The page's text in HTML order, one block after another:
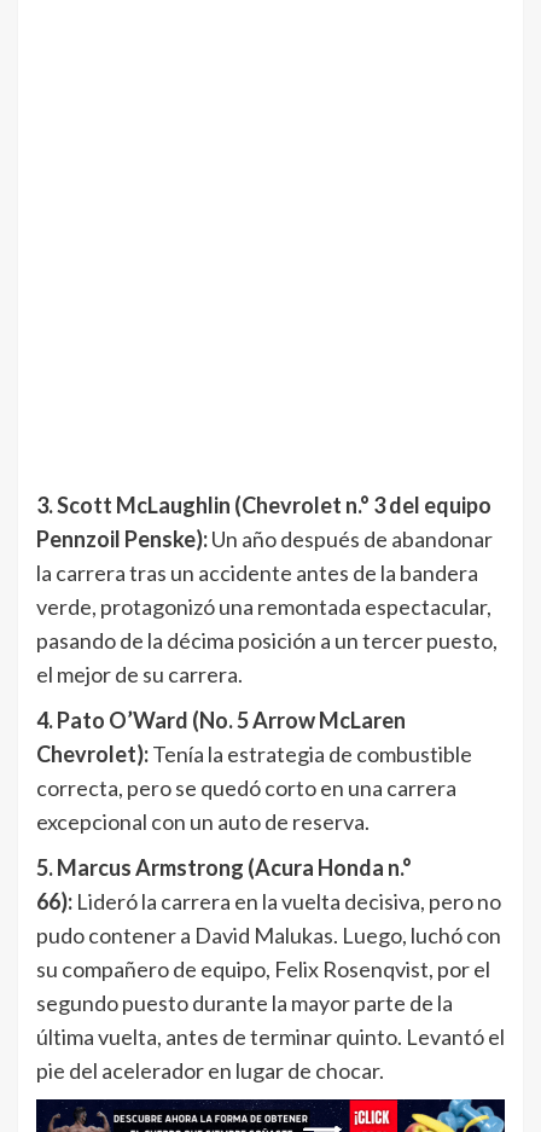
3. Scott McLaughlin (Chevrolet n.° 3 del equipo
Pennzoil Penske):Un año después de abandonar
la carrera tras un accidente antes de la bandera
verde, protagonizó una remontada espectacular,
pasando de la décima posición a un tercer puesto,
el mejor de su carrera.
4. Pato O’Ward (No. 5 Arrow McLaren
Chevrolet):Tenía la estrategia de combustible
correcta, pero se quedó corto en una carrera
excepcional con un auto de reserva.
5. Marcus Armstrong (Acura Honda n.°
66): Lideró la carrera en la vuelta decisiva, pero no
pudo contener a David Malukas. Luego, luchó con
su compañero de equipo, Felix Rosenqvist, por el
segundo puesto durante la mayor parte de la
última vuelta, antes de terminar quinto. Levantó el
pie del acelerador en lugar de chocar.